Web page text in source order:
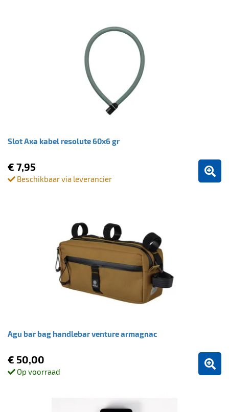
Slot Axa kabel resolute 60x6 gr
€ 7,95
Beschikbaar via leverancier
Agu bar bag handlebar venture armagnac
€ 50,00
Op voorraad